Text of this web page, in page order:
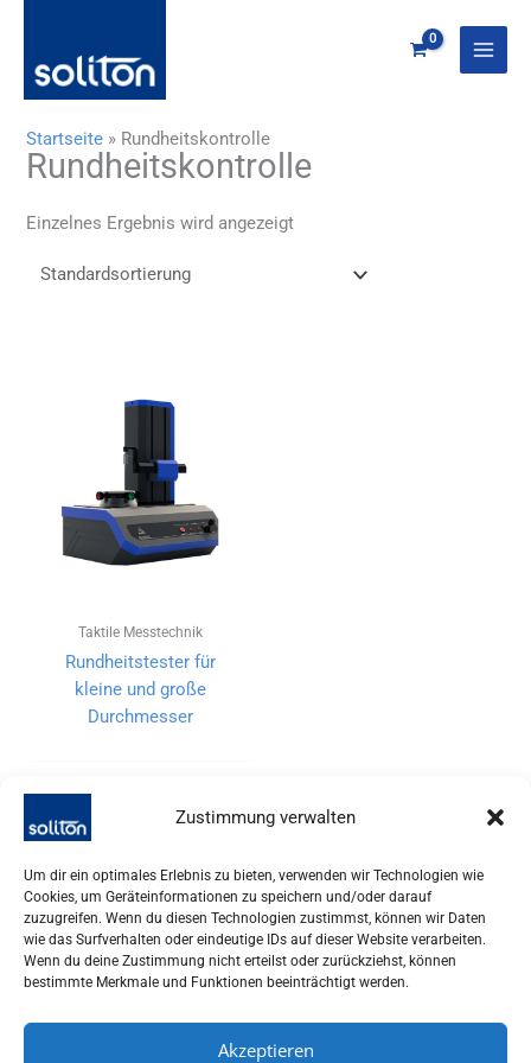
Zustimmung verwalten
Um dir ein optimales Erlebnis zu bieten, verwenden wir Technologien wie
Cookies, um Geräteinformationen zu speichern und/oder darauf
zuzugreifen. Wenn du diesen Technologien zustimmst, können wir Daten
wie das Surfverhalten oder eindeutige IDs auf dieser Website verarbeiten.
Wenn du deine Zustimmung nicht erteilst oder zurückziehst, können
bestimmte Merkmale und Funktionen beeinträchtigt werden.
Akzeptieren
springen
Startseite » Rundheitskontrolle
Rundheitskontrolle
Einzelnes Ergebnis wird angezeigt
Taktile Messtechnik
Rundheitstester für
kleine und große
Durchmesser